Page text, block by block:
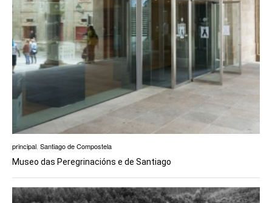
principal Santiago de Compostela
Museo das Peregrinacións e de Santiago